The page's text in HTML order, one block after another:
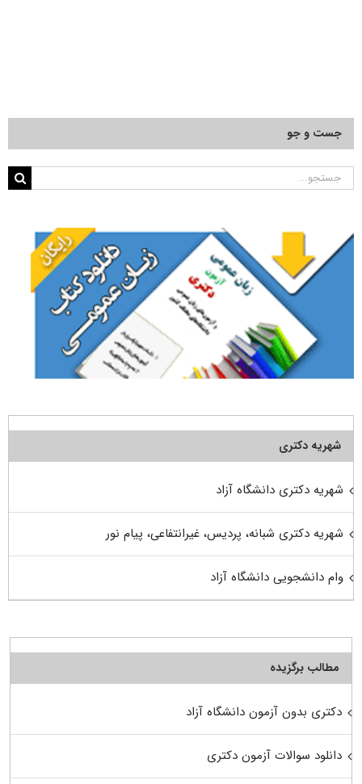
جست و جو
جستجو
شهریه دکتری
شهریه دکتری دانشگاه آزاد
شهریه دکتری شبانه، پردیس، غیرانتفاعی، پیام نور
وام دانشجویی دانشگاه آزاد
مطالب برگزیده
دکتری بدون آزمون دانشگاه آزاد
دانلود سوالات آزمون دکتری